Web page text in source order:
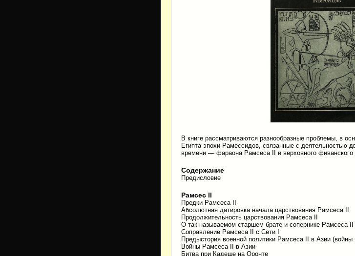
В книге рассматриваются разнообразные проблемы, в
Египта эпохи Рамессидов, связанные с деятельностью
времени — фараона Рамсеса II и верховного фиванского
Содержание
Предисловие
Рамсес II
Предки Рамсеса II
Абсолютная датировка начала царствования Рамсеса II
Продолжительность царствования Рамсеса II
О так называемом старшем брате и сопернике Рамсеса II
Соправление Рамсеса II с Сети I
Предыстория военной политики Рамсеса II в Азии (войны
Войны Рамсеса II в Азии
Битва при Кадеше на Оронте